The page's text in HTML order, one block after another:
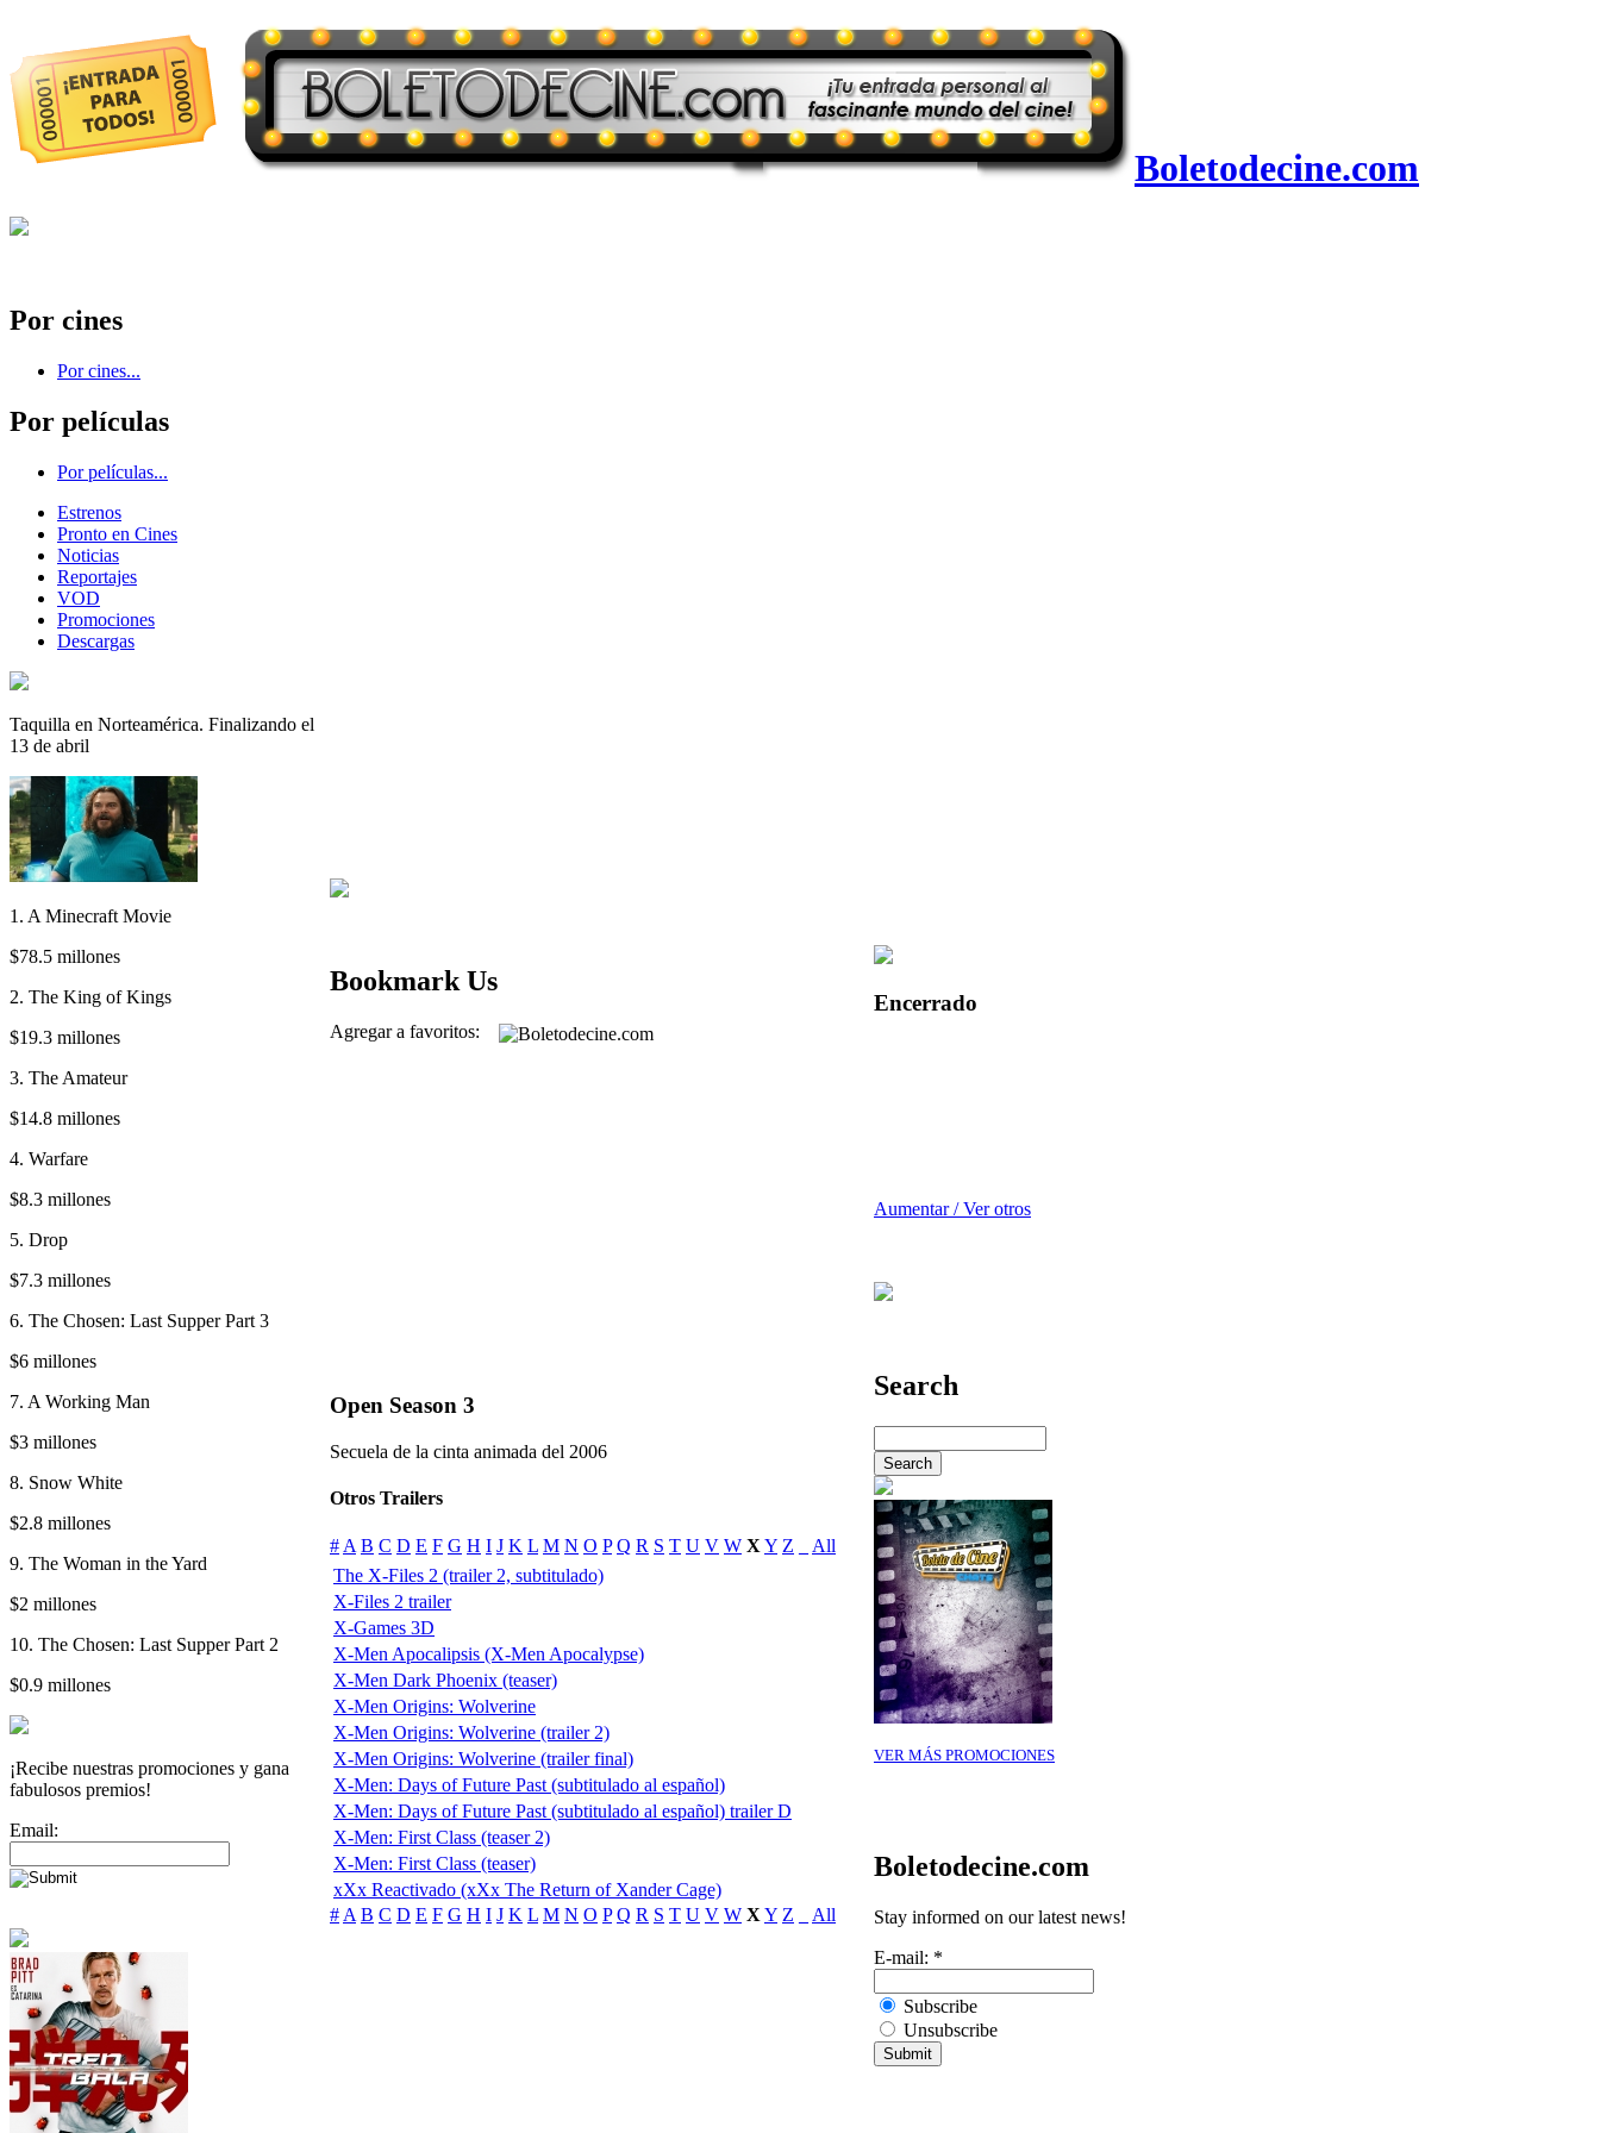
Boletodecine.com
Por cines
Por cines...
Por películas
Por películas...
Estrenos
Pronto en Cines
Noticias
Reportajes
VOD
Promociones
Descargas
Taquilla en Norteamérica. Finalizando el
13 de abril
1. A Minecraft Movie
$78.5 millones
2. The King of Kings
$19.3 millones
3. The Amateur
$14.8 millones
4. Warfare
$8.3 millones
5. Drop
$7.3 millones
6. The Chosen: Last Supper Part 3
$6 millones
7. A Working Man
$3 millones
8. Snow White
$2.8 millones
9. The Woman in the Yard
$2 millones
10. The Chosen: Last Supper Part 2
$0.9 millones
¡Recibe nuestras promociones y gana
fabulosos premios!
Email:
Bookmark Us
Agregar a favoritos:
Open Season 3
Secuela de la cinta animada del 2006
Otros Trailers
# A B C D E F G H I J K L M N O P Q R S T U V W X Y Z
All
The X-Files 2 (trailer 2, subtitulado)
X-Files 2 trailer
X-Games 3D
X-Men Apocalipsis (X-Men Apocalypse)
X-Men Dark Phoenix (teaser)
X-Men Origins: Wolverine
X-Men Origins: Wolverine (trailer 2)
X-Men Origins: Wolverine (trailer final)
X-Men: Days of Future Past (subtitulado al español)
X-Men: Days of Future Past (subtitulado al español) trailer D
X-Men: First Class (teaser 2)
X-Men: First Class (teaser)
xXx Reactivado (xXx The Return of Xander Cage)
# A B C D E F G H I J K L M N O P Q R S T U V W X Y Z All
Encerrado
Aumentar / Ver otros
Search
VER MÁS PROMOCIONES
Boletodecine.com
Stay informed on our latest news!
E-mail: *
Subscribe
Unsubscribe